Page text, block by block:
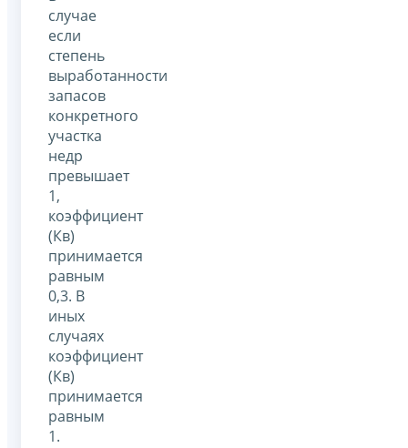
случае
если
степень
выработанности
запасов
конкретного
участка
недр
превышает
1,
коэффициент
(Кв)
принимается
равным
0,3. В
иных
случаях
коэффициент
(Кв)
принимается
равным
1.